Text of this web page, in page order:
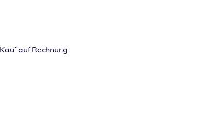
Kauf auf Rechnung